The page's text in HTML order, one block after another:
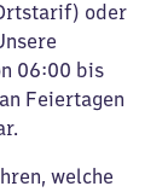
oder
06:00 bis
Feiertagen
welche